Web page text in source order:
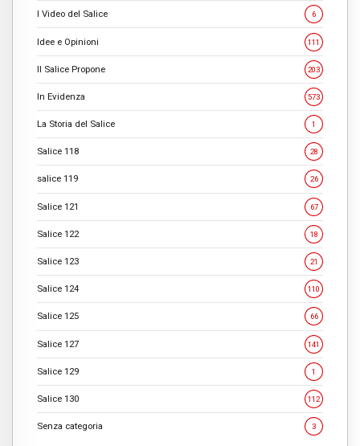
I Video del Salice 6
Idee e Opinioni 111
Il Salice Propone 203
In Evidenza 573
La Storia del Salice 1
Salice 118 28
salice 119 26
Salice 121 67
Salice 122 18
Salice 123 21
Salice 124 110
Salice 125 66
Salice 127 141
Salice 129 1
Salice 130 112
Senza categoria 3